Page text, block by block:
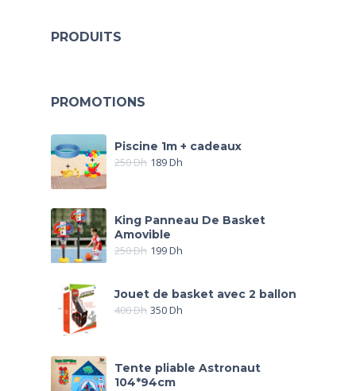
PRODUITS
PROMOTIONS
Piscine 1m + cadeaux
250Dh 189Dh
King Panneau De Basket
Amovible
250Dh 199Dh
Jouet de basket avec 2 ballon
400Dh 350Dh
Tente pliable Astronaut
104*94cm